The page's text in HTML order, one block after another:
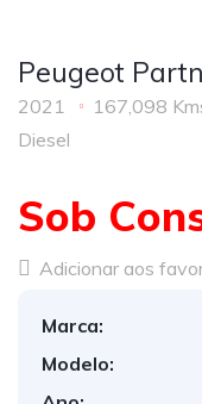
Peugeot
2021 167,098
Diesel
Sob
Adicionar aos
Marca:
Modelo: